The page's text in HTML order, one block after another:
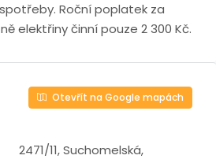
Roční poplatek za
elektřiny činní pouze 2 300 Kč.
Otevřít na Google mapách
2471/11, Suchomelská,